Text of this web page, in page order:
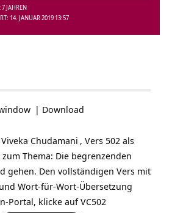
14. JANUAR 2019 13:57
7 JAHREN
| Download
Viveka Chudamani , Vers 502 als
Thema: Die begrenzenden
gehen. Den vollständigen Vers mit
Wort-für-Wort-Übersetzung
Portal, klicke aufVC502